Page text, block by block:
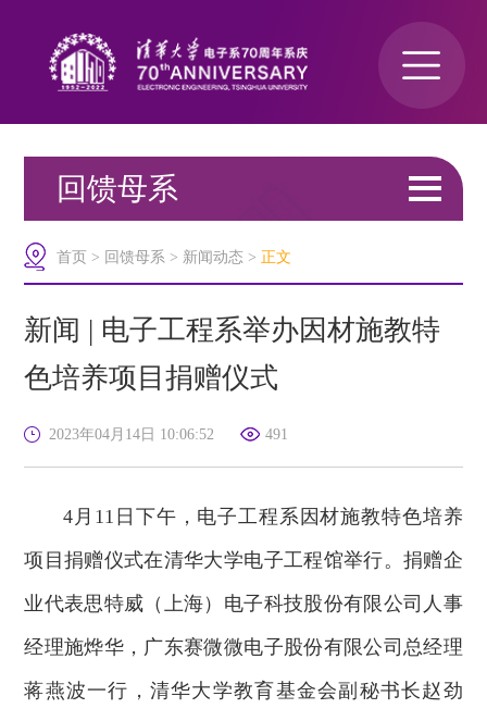
回馈母系
关于我们
>新闻动态
捐赠项目
首页 > 回馈母系 > 新闻动态 > 正文
新闻 | 电子工程系举办因材施教特
色培养项目捐赠仪式
2023年04月14日 10:06:52 491
4月11日下午，电子工程系因材施教特色培养
项目捐赠仪式在清华大学电子工程馆举行。捐赠企
业代表思特威（上海）电子科技股份有限公司人事
经理施烨华，广东赛微微电子股份有限公司总经理
蒋燕波一行，清华大学教育基金会副秘书长赵劲